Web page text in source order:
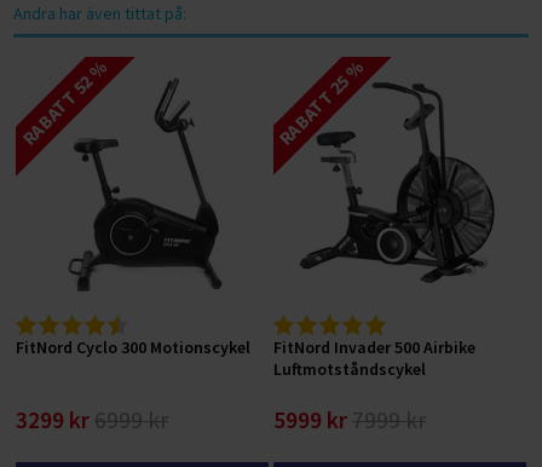
Andra har även tittat på:
RABATT 52 %
FitNord Cyclo 300 Motionscykel
3299 kr 6999 kr
RABATT 25 %
FitNord Invader 500 Airbike
Luftmotståndscykel
5999 kr7999 kr